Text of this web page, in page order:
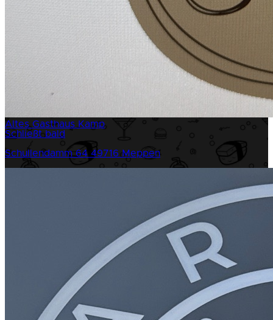
Altes Gasthaus Kamp
Schließt bald
Schullendamm 64 49716 Meppen